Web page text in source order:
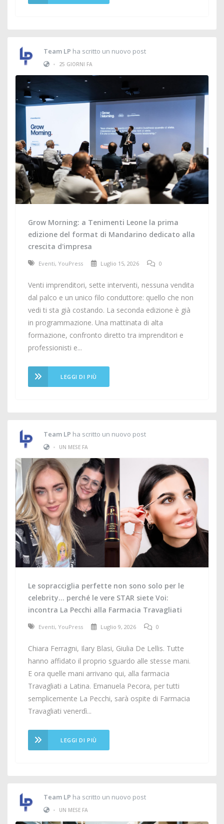
Team LP ha scritto un nuovo post
•
25 GIORNI FA
Grow Morning: a Tenimenti Leone la prima
edizione del format di Mandarino dedicato alla
crescita d'impresa
Eventi, YouPress Luglio 15, 2026 0
Venti imprenditori, sette interventi, nessuna vendita
dal palco e un unico filo conduttore: quello che non
vedi ti sta già costando. La seconda edizione è già
in programmazione. Una mattinata di alta
formazione, confronto diretto tra imprenditori e
professionisti e...
LEGGI DI PIÙ
Team LP ha scritto un nuovo post
•
UN MESE FA
Le sopracciglia perfette non sono solo per le
celebrity… perché le vere STAR siete Voi:
incontra La Pecchi alla Farmacia Travagliati
Eventi, YouPress Luglio 9, 2026 0
Chiara Ferragni, Ilary Blasi, Giulia De Lellis. Tutte
hanno affidato il proprio sguardo alle stesse mani.
E ora quelle mani arrivano qui, alla farmacia
Travagliati a Latina. Emanuela Pecora, per tutti
semplicemente La Pecchi, sarà ospite di Farmacia
Travagliati venerdì...
LEGGI DI PIÙ
Team LP ha scritto un nuovo post
•
UN MESE FA